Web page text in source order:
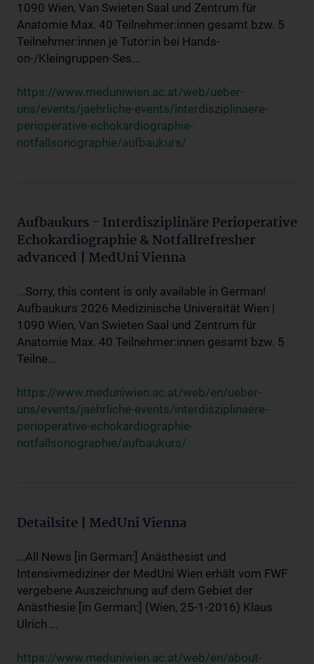
1090 Wien, Van Swieten Saal und Zentrum für
Anatomie Max. 40 Teilnehmer:innen gesamt bzw. 5
Teilnehmer:innen je Tutor:in bei Hands-
on-/Kleingruppen-Ses...
https://www.meduniwien.ac.at/web/ueber-
uns/events/jaehrliche-events/interdisziplinaere-
perioperative-echokardiographie-
notfallsonographie/aufbaukurs/
Aufbaukurs - Interdisziplinäre Perioperative
Echokardiographie & Notfallrefresher
advanced | MedUni Vienna
...Sorry, this content is only available in German!
Aufbaukurs 2026 Medizinische Universität Wien |
1090 Wien, Van Swieten Saal und Zentrum für
Anatomie Max. 40 Teilnehmer:innen gesamt bzw. 5
Teilne...
https://www.meduniwien.ac.at/web/en/ueber-
uns/events/jaehrliche-events/interdisziplinaere-
perioperative-echokardiographie-
notfallsonographie/aufbaukurs/
Detailsite | MedUni Vienna
...All News [in German:] Anästhesist und
Intensivmediziner der MedUni Wien erhält vom FWF
vergebene Auszeichnung auf dem Gebiet der
Anästhesie [in German:] (Wien, 25-1-2016) Klaus
Ulrich ...
https://www.meduniwien.ac.at/web/en/about-